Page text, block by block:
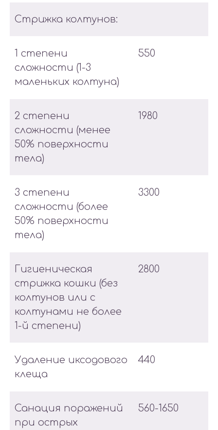
Стрижка колтунов:
1 степени
сложности (1-3
маленьких колтуна)
550
2 степени
сложности (менее
50% поверхности
тела)
1980
3 степени
сложности (более
50% поверхности
тела)
3300
Гигиеническая
стрижка кошки (без
колтунов или с
колтунами не более
1-й степени)
2800
Удаление иксодового
клеща
440
Санация поражений
при острых
560-1650